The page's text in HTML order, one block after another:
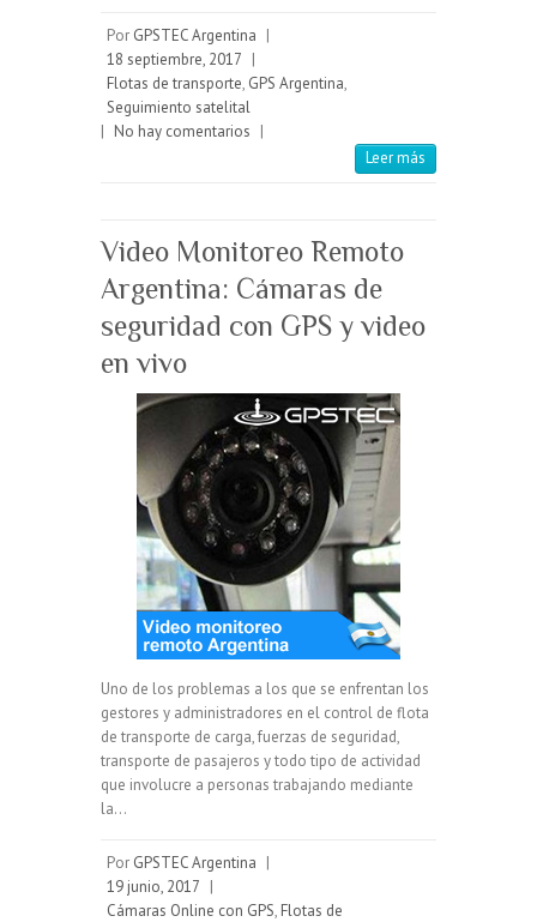
Por GPSTEC Argentina |
18 septiembre, 2017 |
Flotas de transporte, GPS Argentina,
Seguimiento satelital
| No hay comentarios |
Leer más
Video Monitoreo Remoto
Argentina: Cámaras de
seguridad con GPS y video
en vivo
Uno de los problemas a los que se enfrentan los
gestores y administradores en el control de flota
de transporte de carga, fuerzas de seguridad,
transporte de pasajeros y todo tipo de actividad
que involucre a personas trabajando mediante
la…
Por GPSTEC Argentina |
19 junio, 2017 |
Cámaras Online con GPS, Flotas de